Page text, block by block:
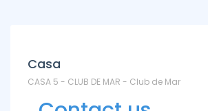
Casa
CASA 5 - CLUB DE MAR - Club de Mar